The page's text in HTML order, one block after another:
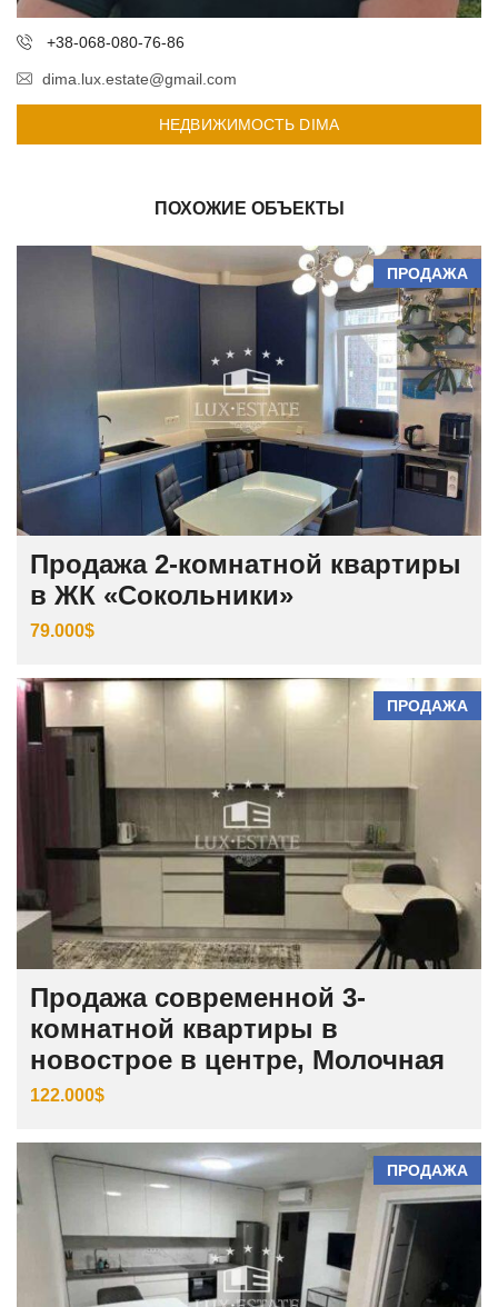
+38-068-080-76-86
dima.lux.estate@gmail.com
НЕДВИЖИМОСТЬ DIMA
ПОХОЖИЕ ОБЪЕКТЫ
ПРОДАЖА
Продажа 2-комнатной квартиры
в ЖК «Сокольники»
79.000$
ПРОДАЖА
Продажа современной 3-
комнатной квартиры в
новострое в центре, Молочная
122.000$
ПРОДАЖА